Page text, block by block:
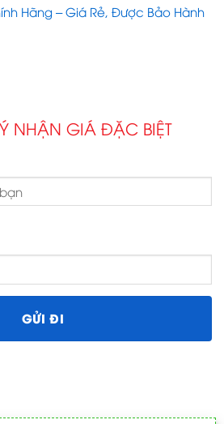
Hãng – Giá Rẻ, Được Bảo Hành
NHẬN GIÁ ĐẶC BIỆT